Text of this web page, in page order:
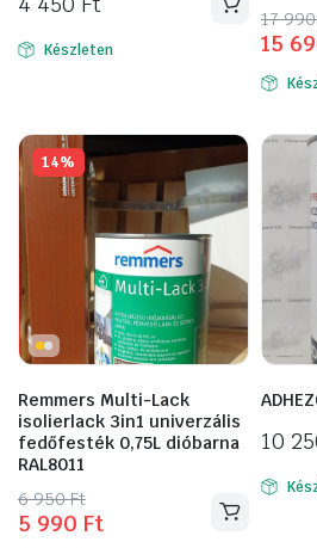
Készleten
17
price
was:
990
15
price
is:
690
Ennek
a
több
van.
ki
14%
Remmers Multi-Lack
isolierlack 3in1 univerzális
fedőfesték 0,75L dióbarna
RAL8011
6 950Ft
Original
price
5 990 Ft
Current
price
10